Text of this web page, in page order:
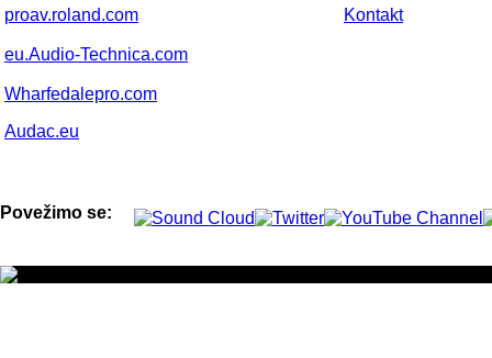
proav.roland.com
eu.Audio-Technica.com
Wharfedalepro.com
Audac.eu
Kontakt
Povežimo se: